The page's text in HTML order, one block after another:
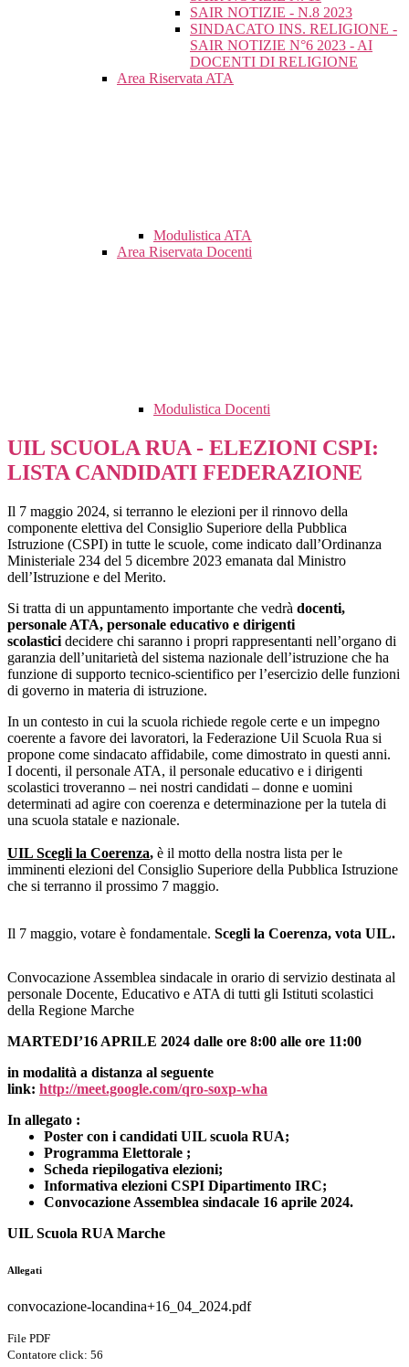
SAIR NOTIZIE - N.8 2023
SINDACATO INS. RELIGIONE -
SAIR NOTIZIE N°6 2023 - AI
DOCENTI DI RELIGIONE
Area Riservata ATA
Modulistica ATA
Area Riservata Docenti
Modulistica Docenti
UIL SCUOLA RUA - ELEZIONI CSPI:
LISTA CANDIDATI FEDERAZIONE
Il 7 maggio 2024, si terranno le elezioni per il rinnovo della
componente elettiva del Consiglio Superiore della Pubblica
Istruzione (CSPI) in tutte le scuole, come indicato dall’Ordinanza
Ministeriale 234 del 5 dicembre 2023 emanata dal Ministro
dell’Istruzione e del Merito.
Si tratta di un appuntamento importante che vedrà docenti,
personale ATA, personale educativo e dirigenti
scolastici decidere chi saranno i propri rappresentanti nell’organo di
garanzia dell’unitarietà del sistema nazionale dell’istruzione che ha
funzione di supporto tecnico-scientifico per l’esercizio delle funzioni
di governo in materia di istruzione.
In un contesto in cui la scuola richiede regole certe e un impegno
coerente a favore dei lavoratori, la Federazione Uil Scuola Rua si
propone come sindacato affidabile, come dimostrato in questi anni.
I docenti, il personale ATA, il personale educativo e i dirigenti
scolastici troveranno – nei nostri candidati – donne e uomini
determinati ad agire con coerenza e determinazione per la tutela di
una scuola statale e nazionale.
UIL Scegli la Coerenza, è il motto della nostra lista per le
imminenti elezioni del Consiglio Superiore della Pubblica Istruzione
che si terranno il prossimo 7 maggio.
Il 7 maggio, votare è fondamentale. Scegli la Coerenza, vota UIL.
Convocazione Assemblea sindacale in orario di servizio destinata al
personale Docente, Educativo e ATA di tutti gli Istituti scolastici
della Regione Marche
MARTEDI’16 APRILE 2024 dalle ore 8:00 alle ore 11:00
in modalità a distanza al seguente
link: http://meet.google.com/qro-soxp-wha
In allegato :
Poster con i candidati UIL scuola RUA;
Programma Elettorale ;
Scheda riepilogativa elezioni;
Informativa elezioni CSPI Dipartimento IRC;
Convocazione Assemblea sindacale 16 aprile 2024.
UIL Scuola RUA Marche
Allegati
convocazione-locandina+16_04_2024.pdf
File PDF
Contatore click: 56